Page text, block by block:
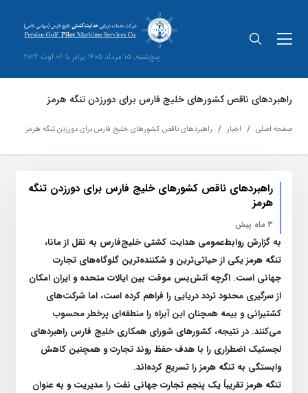
پنج‌شنبه, 15 مرداد 1405 برابر با 06 اوت 2026
راهبرد‌های ناقص کشور‌های خلیج فارس برای دورزدن تنگه هرمز
صفحه اصلی اخبار راهبرد‌های ناقص کشور‌های خلیج فارس برای دورزدن تنگه هرمز
راهبرد‌های ناقص کشور‌های خلیج فارس برای دورزدن تنگه
هرمز
3 ماه پیش
به گزارش روابط‌عمومی هدایت کشتی خلیج‌فارس به نقل از مانا،
تنگه هرمز یکی از حیاتی‌ترین و شکننده‌ترین گلوگاه‌های تجارت
جهانی است. اگرچه آتش‌بس موقت بین ایالات متحده و ایران امکان
از سرگیری محدود تردد دریایی را فراهم کرده است، اما شرکت‌های
کشتیرانی و بیمه همچنان این آبراه را منطقه‌ای پرخطر محسوب
می‌کنند. در نتیجه، کشور‌های شورای همکاری خلیج فارس راهبرد‌های
لجستیک اضطراری را با هدف حفظ روند تجارت و همچنین کاهش
وابستگی به تنگه هرمز را تسریع کرده‌اند.
تنگه هرمز تقریباً یک پنجم تجارت جهانی نفت را مدیریت و به عنوان